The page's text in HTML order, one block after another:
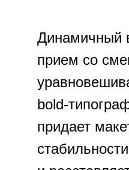
Динамичный
прием со
bold-
придает
стабильности